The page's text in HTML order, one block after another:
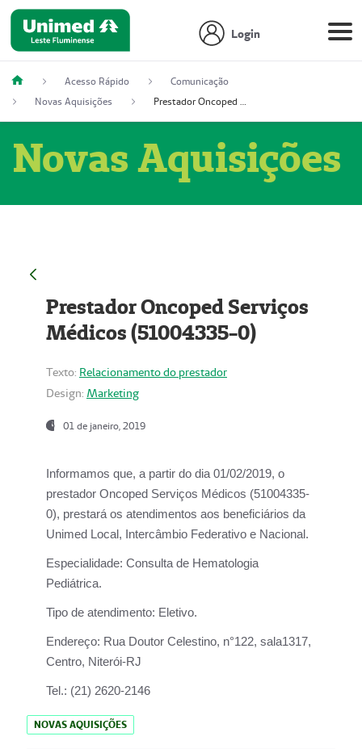
Login
Acesso Rápido
Comunicação
Novas Aquisições
Prestador Oncoped Serviços Médicos (51004335-0)
Novas Aquisições
Prestador Oncoped Serviços
Médicos (51004335-0)
Texto: Relacionamento do prestador
Design: Marketing
01 de janeiro, 2019
Informamos que, a partir do dia 01/02/2019, o
prestador Oncoped Serviços Médicos (51004335-
0), prestará os atendimentos aos beneficiários da
Unimed Local, Intercâmbio Federativo e Nacional.
Especialidade: Consulta de Hematologia
Pediátrica.
Tipo de atendimento: Eletivo.
Endereço: Rua Doutor Celestino, n°122, sala1317,
Centro, Niterói-RJ
Tel.: (21) 2620-2146
NOVAS AQUISIÇÕES